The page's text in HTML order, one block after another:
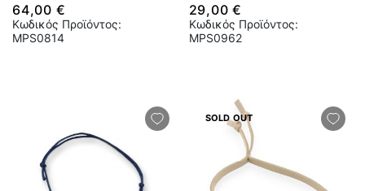
64,00 €
Κωδικός Προϊόντος:
MPS0814
29,00 €
Κωδικός Προϊόντος:
MPS0962
SOLD OUT